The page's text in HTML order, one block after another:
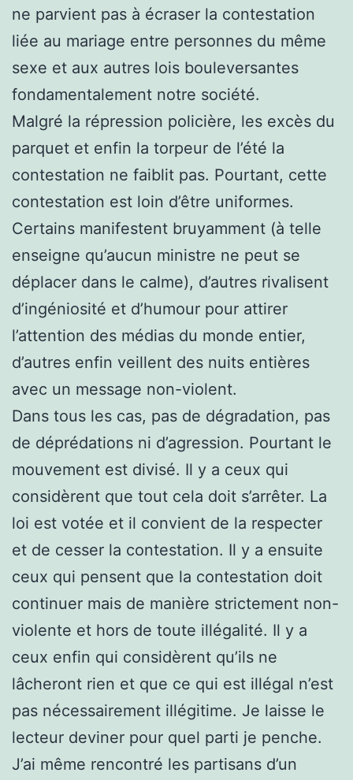
ne parvient pas à écraser la contestation
liée au mariage entre personnes du même
sexe et aux autres lois bouleversantes
fondamentalement notre société.
Malgré la répression policière, les excès du
parquet et enfin la torpeur de l’été la
contestation ne faiblit pas. Pourtant, cette
contestation est loin d’être uniformes.
Certains manifestent bruyamment (à telle
enseigne qu’aucun ministre ne peut se
déplacer dans le calme), d’autres rivalisent
d’ingéniosité et d’humour pour attirer
l’attention des médias du monde entier,
d’autres enfin veillent des nuits entières
avec un message non-violent.
Dans tous les cas, pas de dégradation, pas
de déprédations ni d’agression. Pourtant le
mouvement est divisé. Il y a ceux qui
considèrent que tout cela doit s’arrêter. La
loi est votée et il convient de la respecter
et de cesser la contestation. Il y a ensuite
ceux qui pensent que la contestation doit
continuer mais de manière strictement non-
violente et hors de toute illégalité. Il y a
ceux enfin qui considèrent qu’ils ne
lâcheront rien et que ce qui est illégal n’est
pas nécessairement illégitime. Je laisse le
lecteur deviner pour quel parti je penche.
J’ai même rencontré les partisans d’un